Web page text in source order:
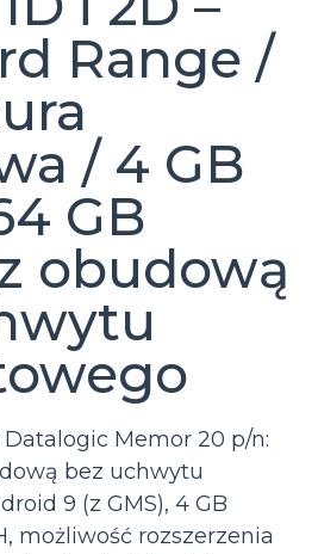
Range /
/ 4 GB
GB
obudową
Memor 20 p/n:
bez uchwytu
9 (z GMS), 4 GB
możliwość rozszerzenia